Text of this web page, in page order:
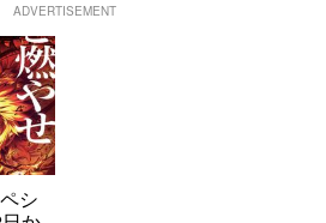
ADVERTISEMENT
シ